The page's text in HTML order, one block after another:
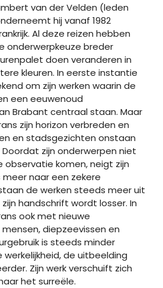
van der Velden (leden
hij vanaf 1982
Al deze reizen hebben
onderwerpkeuze breder
doen veranderen in
kleuren. In eerste instantie
om zijn werken waarin de
een eeuwenoud
Brabant centraal staan. Maar
zijn horizon verbreden en
en stadsgezichten onstaan
zijn onderwerpen niet
komen, neigt zijn
naar een zekere
de werken steeds meer uit
handschrift wordt losser. In
ook met nieuwe
diepzeevissen en
is steeds minder
de uitbeelding
Zijn werk verschuift zich
het surreële.